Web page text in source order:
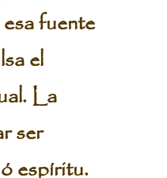
fuente
el
La
ser
espíritu.